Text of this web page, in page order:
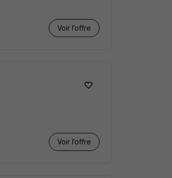
Voir l’offre
Voir l’offre